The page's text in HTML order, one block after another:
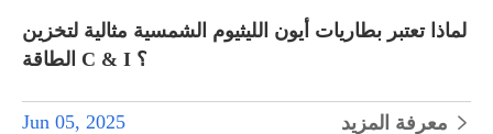
لماذا تعتبر بطاريات أيون الليثيوم الشمسية مثالية لتخزين
الطاقة C & I ؟
Jun 05, 2025 